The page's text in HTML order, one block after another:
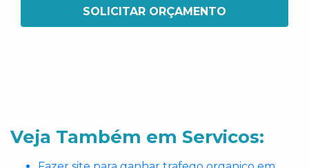
SOLICITAR ORÇAMENTO
Veja Também em Servicos: